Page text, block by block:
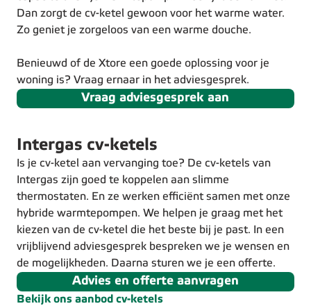
Dan zorgt de cv-ketel gewoon voor het warme water.
Zo geniet je zorgeloos van een warme douche.
Benieuwd of de Xtore een goede oplossing voor je
woning is? Vraag ernaar in het adviesgesprek.
Vraag adviesgesprek aan
Intergas cv-ketels
Is je cv-ketel aan vervanging toe? De cv-ketels van
Intergas zijn goed te koppelen aan slimme
thermostaten. En ze werken efficiënt samen met onze
hybride warmtepompen. We helpen je graag met het
kiezen van de cv-ketel die het beste bij je past. In een
vrijblijvend adviesgesprek bespreken we je wensen en
de mogelijkheden. Daarna sturen we je een offerte.
Advies en offerte aanvragen
Bekijk ons aanbod cv-ketels